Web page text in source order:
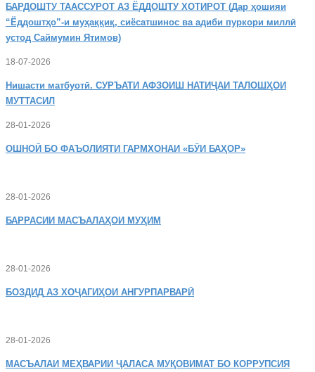
БАРДОШТУ ТААССУРОТ АЗ ЁДДОШТУ ХОТИРОТ (Дар ҳошияи
“Ёддоштҳо”-и муҳаққиқ, сиёсатшинос ва адиби пуркори миллӣ
устод Саймумин Ятимов)
18-07-2026
Нишасти матбуотӣ. СУРЪАТИ АФЗОИШ НАТИҶАИ ТАЛОШҲОИ
МУТТАСИЛ
28-01-2026
ОШНОӢ БО ФАЪОЛИЯТИ ГАРМХОНАИ «БӮИ БАҲОР»
28-01-2026
БАРРАСИИ МАСЪАЛАҲОИ МУҲИМ
28-01-2026
БОЗДИД АЗ ХОҶАГИҲОИ АНГУРПАРВАРӢ
28-01-2026
МАСЪАЛАИ МЕҲВАРИИ ҶАЛАСА МУҚОВИМАТ БО КОРРУПСИЯ